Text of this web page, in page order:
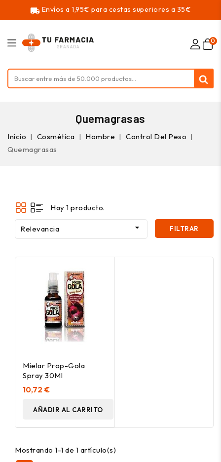
local_shipping Envíos a 1,95€ para cestas superiores a 35€
0
Quemagrasas
Inicio Cosmética Hombre
Control Del Peso
Quemagrasas
Hay 1 producto.
Relevancia  FILTRAR
Mielar Prop-Gola
Spray 30Ml
10,72 €
AÑADIR AL CARRITO
Mostrando 1-1 de 1 artículo(s)